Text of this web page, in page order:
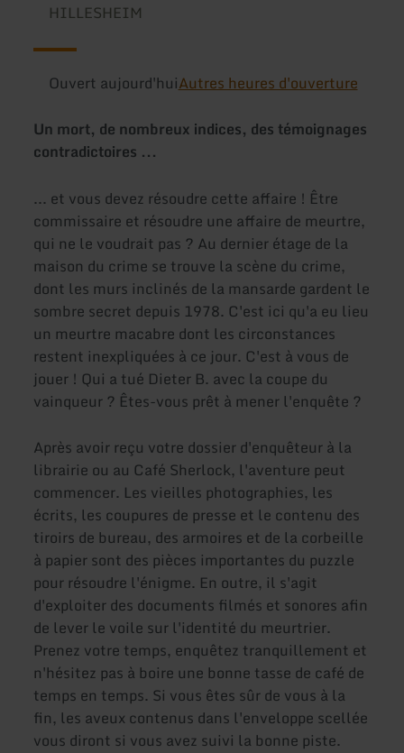
HILLESHEIM
Ouvert aujourd'huiAutres heures d'ouverture
Un mort, de nombreux indices, des témoignages
contradictoires ...
... et vous devez résoudre cette affaire ! Être
commissaire et résoudre une affaire de meurtre,
qui ne le voudrait pas ? Au dernier étage de la
maison du crime se trouve la scène du crime,
dont les murs inclinés de la mansarde gardent le
sombre secret depuis 1978. C'est ici qu'a eu lieu
un meurtre macabre dont les circonstances
restent inexpliquées à ce jour. C'est à vous de
jouer ! Qui a tué Dieter B. avec la coupe du
vainqueur ? Êtes-vous prêt à mener l'enquête ?
Après avoir reçu votre dossier d'enquêteur à la
librairie ou au Café Sherlock, l'aventure peut
commencer. Les vieilles photographies, les
écrits, les coupures de presse et le contenu des
tiroirs de bureau, des armoires et de la corbeille
à papier sont des pièces importantes du puzzle
pour résoudre l'énigme. En outre, il s'agit
d'exploiter des documents filmés et sonores afin
de lever le voile sur l'identité du meurtrier.
Prenez votre temps, enquêtez tranquillement et
n'hésitez pas à boire une bonne tasse de café de
temps en temps. Si vous êtes sûr de vous à la
fin, les aveux contenus dans l'enveloppe scellée
vous diront si vous avez suivi la bonne piste.